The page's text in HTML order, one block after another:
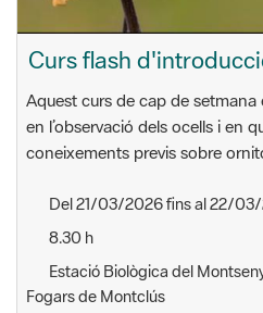
Aquest curs de cap de
en l’observació dels ocells i en
coneixements previs sobre
Del 21/03/2026 fins al 22/
8.30 h
Estació Biològica del